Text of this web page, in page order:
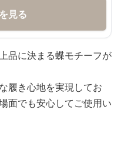
見る
品に決まる蝶モチーフが
履き心地を実現してお
面でも安心してご使用い